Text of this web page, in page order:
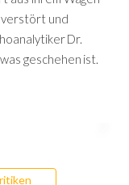
verstört und
Dr.
geschehen ist.